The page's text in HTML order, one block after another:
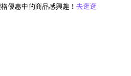
優惠中的商品感興趣！ 去逛逛